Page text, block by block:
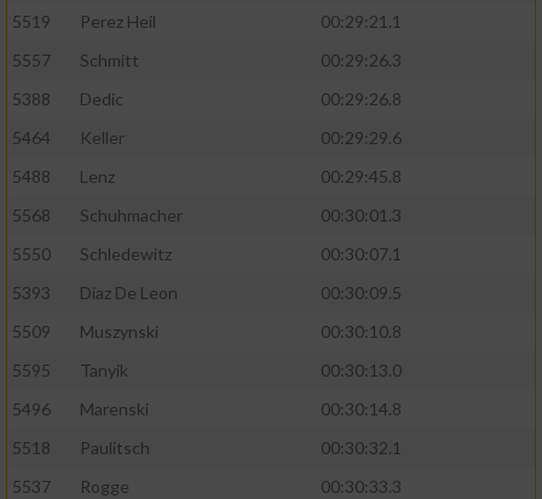
5519 Perez Heil
00:29:21.1
5557
Schmitt
00:29:26.3
5388
Dedic
00:29:26.8
5464
Keller
00:29:29.6
5488
Lenz
00:29:45.8
5568
Schuhmacher
00:30:01.3
5550
Schledewitz
00:30:07.1
5393
Diaz De Leon
00:30:09.5
5509
Muszynski
00:30:10.8
5595
Tanyik
00:30:13.0
5496
Marenski
00:30:14.8
5518
Paulitsch
00:30:32.1
5537
Rogge
00:30:33.3